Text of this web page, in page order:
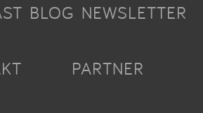
BLOG NEWSLETTER
PARTNER